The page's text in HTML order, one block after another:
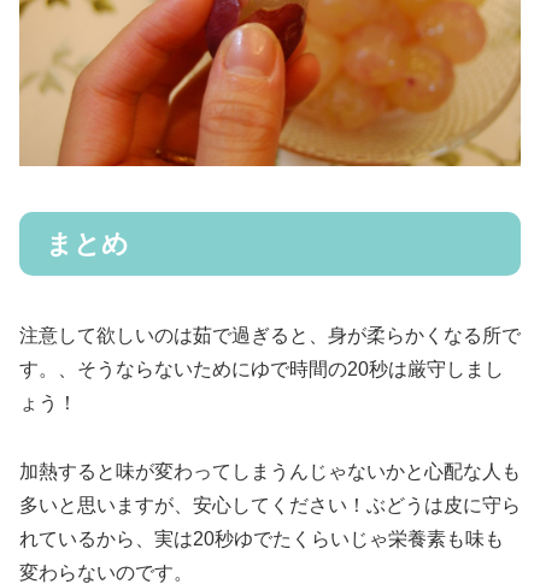
まとめ
注意して欲しいのは茹で過ぎると、身が柔らかくなる所で
す。、そうならないためにゆで時間の20秒は厳守しまし
ょう！
加熱すると味が変わってしまうんじゃないかと心配な人も
多いと思いますが、安心してください！ぶどうは皮に守ら
れているから、実は20秒ゆでたくらいじゃ栄養素も味も
変わらないのです。